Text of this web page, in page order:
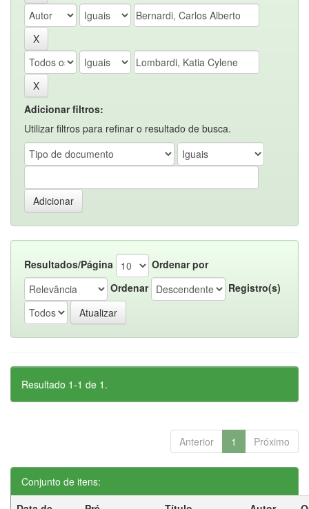
Adicionar filtros:
Utilizar filtros para refinar o resultado de busca.
Resultados/Página
Ordenar por
Ordenar
Registro(s)
Resultado 1-1 de 1.
Anterior 1 Próximo
Conjunto de itens: